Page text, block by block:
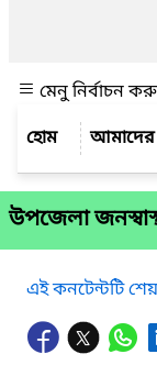
মেনু নির্বাচন
আমাদের
উপজেলা
এই কনটেন্টটি